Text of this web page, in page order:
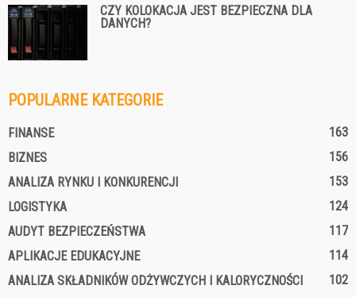
CZY KOLOKACJA JEST BEZPIECZNA DLA
DANYCH?
POPULARNE KATEGORIE
FINANSE
163
BIZNES
156
ANALIZA RYNKU I KONKURENCJI
153
LOGISTYKA
124
AUDYT BEZPIECZEŃSTWA
117
APLIKACJE EDUKACYJNE
114
ANALIZA SKŁADNIKÓW ODŻYWCZYCH I KALORYCZNOŚCI
102